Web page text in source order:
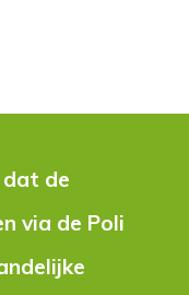
de
via de Poli